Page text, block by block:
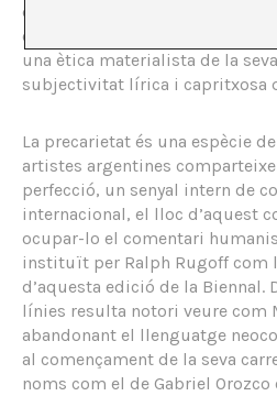
de la retòrica de Quinn o
escultures, tan hermètiques
una ètica materialista de la
subjectivitat lírica i capritxosa
La precarietat és una espècie
artistes argentines
perfecció, un senyal intern de
internacional, el lloc d’aquest
ocupar-lo el comentari
instituït per Ralph Rugoff com
d’aquesta edició de la Biennal.
línies resulta notori veure com
abandonant el llenguatge
al començament de la seva
noms com el de Gabriel Orozco